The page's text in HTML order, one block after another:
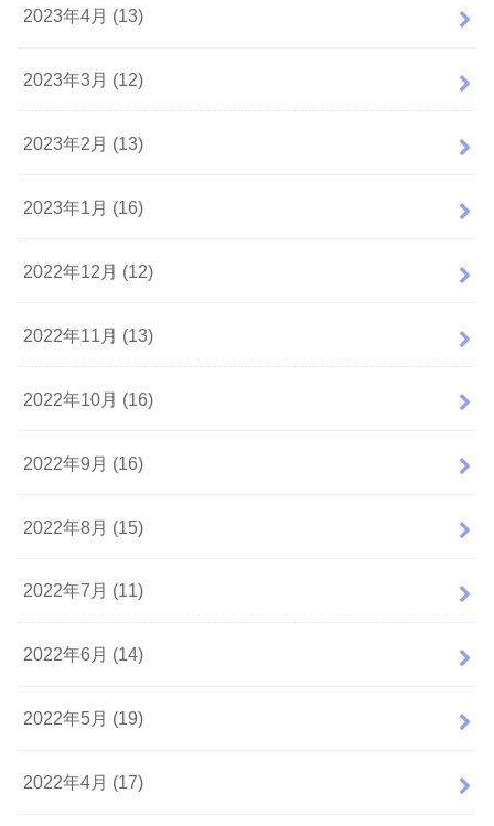
2023年4月 (13)
2023年3月 (12)
2023年2月 (13)
2023年1月 (16)
2022年12月 (12)
2022年11月 (13)
2022年10月 (16)
2022年9月 (16)
2022年8月 (15)
2022年7月 (11)
2022年6月 (14)
2022年5月 (19)
2022年4月 (17)